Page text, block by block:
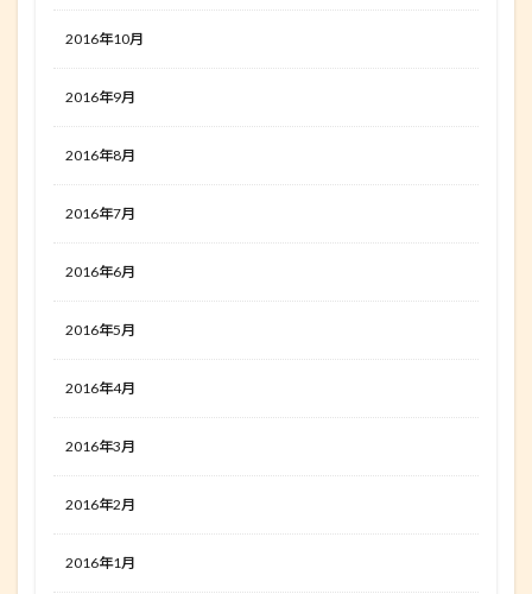
2016年10月
2016年9月
2016年8月
2016年7月
2016年6月
2016年5月
2016年4月
2016年3月
2016年2月
2016年1月